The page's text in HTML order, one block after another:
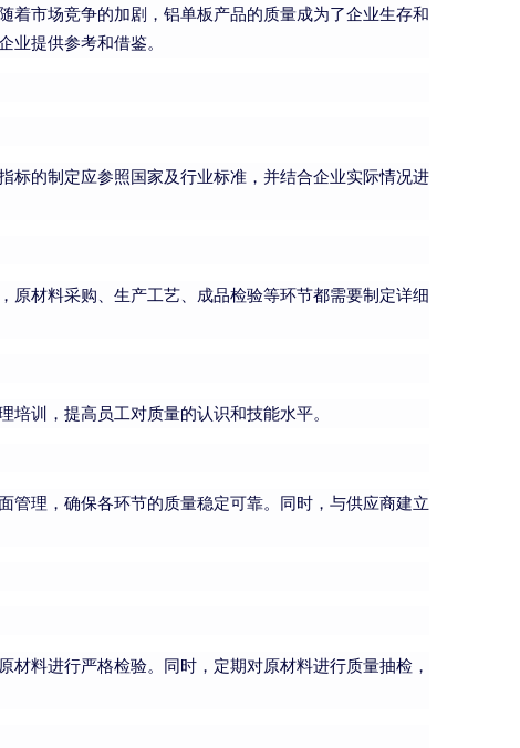
着市场竞争的加剧，铝单板产品的质量成为了企业生存和
提供参考和借鉴。
标的制定应参照国家及行业标准，并结合企业实际情况进
原材料采购、生产工艺、成品检验等环节都需要制定详细
训，提高员工对质量的认识和技能水平。
管理，确保各环节的质量稳定可靠。同时，与供应商建立
料进行严格检验。同时，定期对原材料进行质量抽检，